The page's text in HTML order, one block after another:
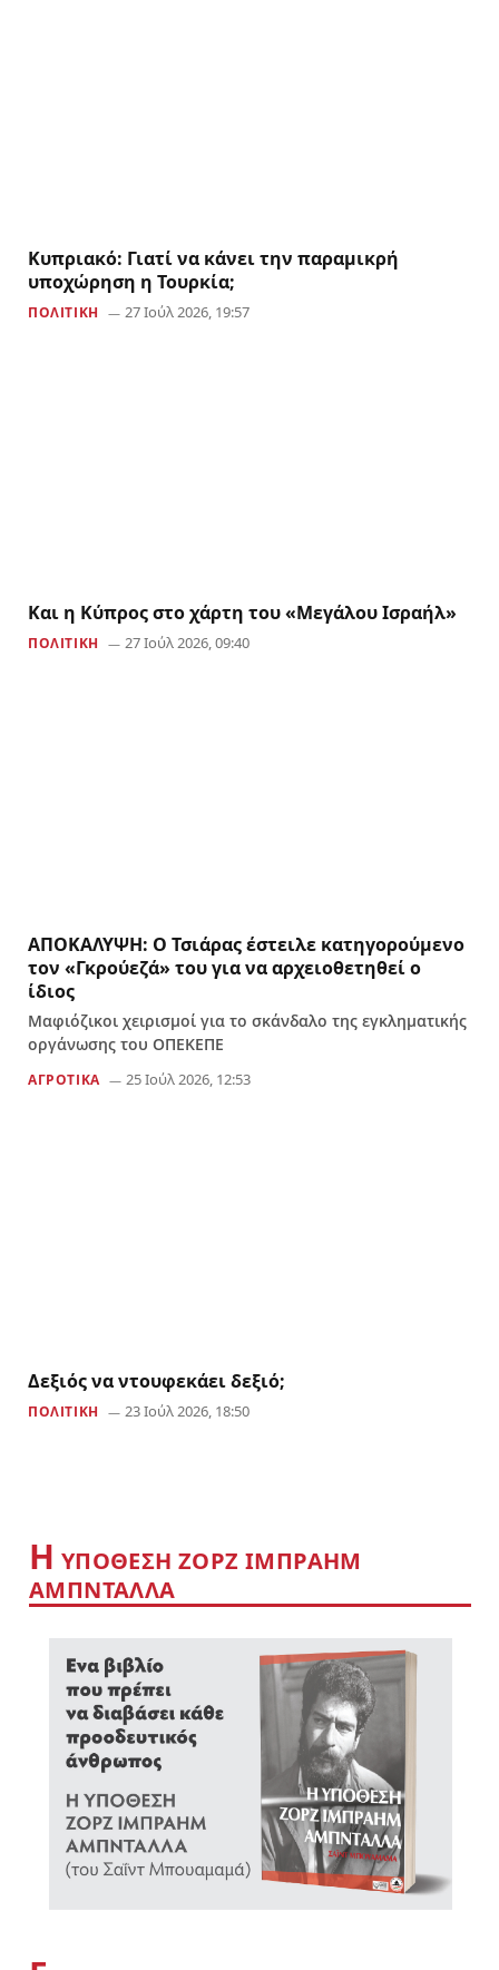
Κυπριακό: Γιατί να κάνει την παραμικρή
υποχώρηση η Τουρκία;
ΠΟΛΙΤΙΚΗ 27 Ιούλ 2026, 19:57
Και η Κύπρος στο χάρτη του «Μεγάλου Ισραήλ»
ΠΟΛΙΤΙΚΗ 27 Ιούλ 2026, 09:40
ΑΠΟΚΑΛΥΨΗ: Ο Τσιάρας έστειλε κατηγορούμενο
τον «Γκρούεζά» του για να αρχειοθετηθεί ο
ίδιος
Μαφιόζικοι χειρισμοί για το σκάνδαλο της εγκληματικής
οργάνωσης του ΟΠΕΚΕΠΕ
ΑΓΡΟΤΙΚΑ 25 Ιούλ 2026, 12:53
Δεξιός να ντουφεκάει δεξιό;
ΠΟΛΙΤΙΚΗ 23 Ιούλ 2026, 18:50
Η YΠΟΘΕΣΗ ΖΟΡΖ ΙΜΠΡΑΗΜ
ΑΜΠΝΤΑΛΛΑ